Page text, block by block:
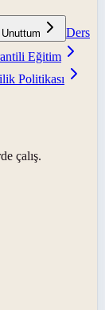
Ders
Eğitim
Politikası
çalış.